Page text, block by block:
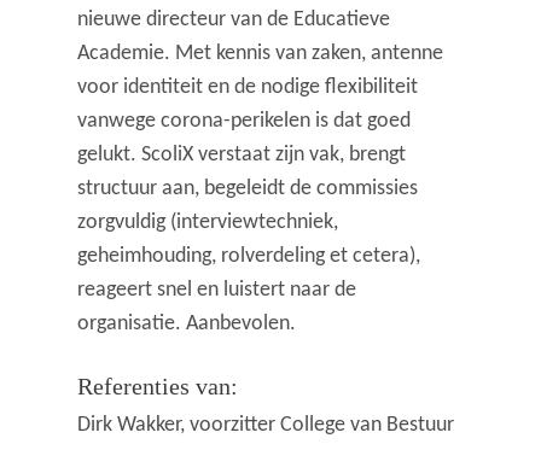
nieuwe directeur van de Educatieve
Academie. Met kennis van zaken, antenne
voor identiteit en de nodige flexibiliteit
vanwege corona-perikelen is dat goed
gelukt. ScoliX verstaat zijn vak, brengt
structuur aan, begeleidt de commissies
zorgvuldig (interviewtechniek,
geheimhouding, rolverdeling et cetera),
reageert snel en luistert naar de
organisatie. Aanbevolen.
Referenties van:
Dirk Wakker, voorzitter College van Bestuur